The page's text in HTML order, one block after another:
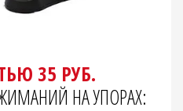
35 РУБ.
НА УПОРАХ: